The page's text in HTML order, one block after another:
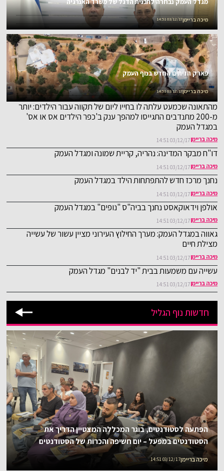
מיכה בריימן03/12/17 14:51
פארק הזיתים החדש בנוף העמק
מיכה בריימן03/12/17 14:51
מהתאונה שכמעט עלתה לו בחייו ליום של תקווה עבור הילדים: יותר
מ-200 מתנדבים התגייסו למהפך ענק ב'כפר הילדים אס או אס'
במגדל העמק
מיכה בריימן03/12/17 14:51
דו"ח מבקר המדינה: נהריה, קריית שמונה ומגדל העמק
מיכה בריימן03/12/17 14:51
נחנך מרכז חדש להתפתחות הילד במגדל העמק
מיכה בריימן03/12/17 14:51
אולפן וידאוקאסט נחנך בביה"ס "נופים" במגדל העמק
מיכה בריימן03/12/17 14:51
גאווה במגדל העמק: מערך החילוץ העירוני מציין עשור של עשייה
מצילת חיים
מיכה בריימן03/12/17 14:51
עשייה עם משמעות בבית "יד לבנים" מגדל העמק
מיכה בריימן03/12/17 14:51
חדשות נוף הגליל
הפתעה לסטודנטים, בוגר המכללה המצטיין הדריך את
הסטודנטים במפעל – יום חשיפה והכרות של הסטודנטים
להנדסת תעשייה וניהול מהמכללה הטכנולוגית נוף הגליל
במפעל "ארדן שנאים"
מיכה בריימן03/12/17 14:51